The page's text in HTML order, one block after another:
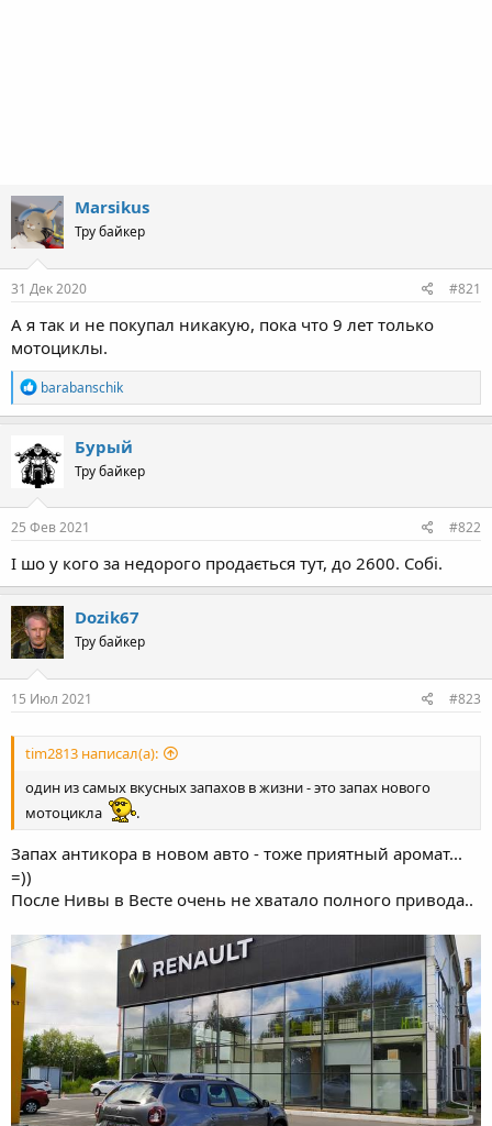
Marsikus
Тру байкер
31 Дек 2020 #821
А я так и не покупал никакую, пока что 9 лет только
мотоциклы.
R
e
a
t
i
o
n
s
barabanschik
Бурый
Тру байкер
25 Фев 2021 #822
І шо у кого за недорого продається тут, до 2600. Собі.
Dozik67
Тру байкер
15 Июл 2021 #823
tim2813 написал(а):
один из самых вкусных запахов в жизни - это запах нового
мотоцикла
.
Запах антикора в новом авто - тоже приятный аромат...
=))
После Нивы в Весте очень не хватало полного привода..